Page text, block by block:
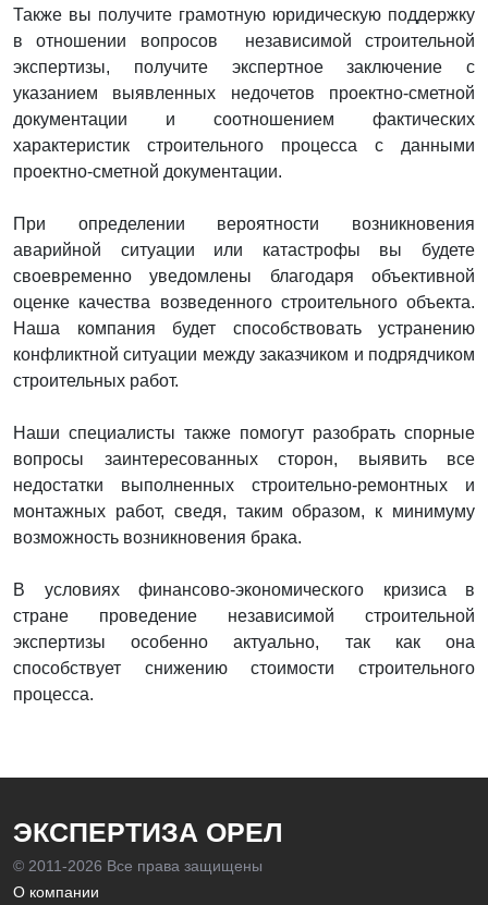
Также вы получите грамотную юридическую поддержку
в отношении вопросов независимой строительной
экспертизы, получите экспертное заключение с
указанием выявленных недочетов проектно-сметной
документации и соотношением фактических
характеристик строительного процесса с данными
проектно-сметной документации.
При определении вероятности возникновения
аварийной ситуации или катастрофы вы будете
своевременно уведомлены благодаря объективной
оценке качества возведенного строительного объекта.
Наша компания будет способствовать устранению
конфликтной ситуации между заказчиком и подрядчиком
строительных работ.
Наши специалисты также помогут разобрать спорные
вопросы заинтересованных сторон, выявить все
недостатки выполненных строительно-ремонтных и
монтажных работ, сведя, таким образом, к минимуму
возможность возникновения брака.
В условиях финансово-экономического кризиса в
стране проведение независимой строительной
экспертизы особенно актуально, так как она
способствует снижению стоимости строительного
процесса.
ЭКСПЕРТИЗА ОРЕЛ
© 2011-2026 Все права защищены
О компании